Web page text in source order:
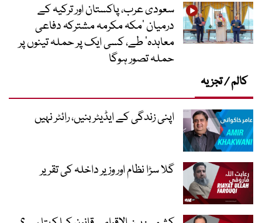
سعودی عرب، پاکستان اور ترکیہ کے
درمیان ’مکہ مکرمہ مشترکہ دفاعی
معاہدہ‘ طے، کسی ایک پر حملہ تینوں پر
حملہ تصور ہوگا
کالم / تجزیہ
اپنی زندگی کے ایڈیٹر بنیں، رائٹر نہیں
گلا سڑا نظام اور وزیر داخلہ کی تقریر